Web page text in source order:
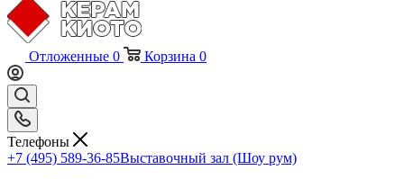
Отложенные 0 Корзина 0
Телефоны
+7 (495) 589-36-85Выставочный зал (Шоу рум)